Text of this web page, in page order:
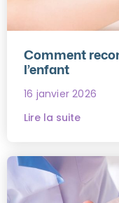
Comment
l’enfant
16 janvier 2026
Lire la suite